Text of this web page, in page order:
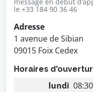
le +33 184 90 36 46
Adresse
1 avenue de Sibian
09015 Foix Cedex
Horaires
lundi